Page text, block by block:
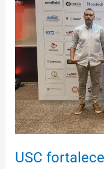
USC
formación
docente
ACOFI
2025